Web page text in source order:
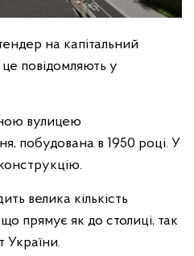
на капітальний
повідомляють у
вулицею
побудована в 1950 році. У
велика кількість
прямує як до столиці, так
України.